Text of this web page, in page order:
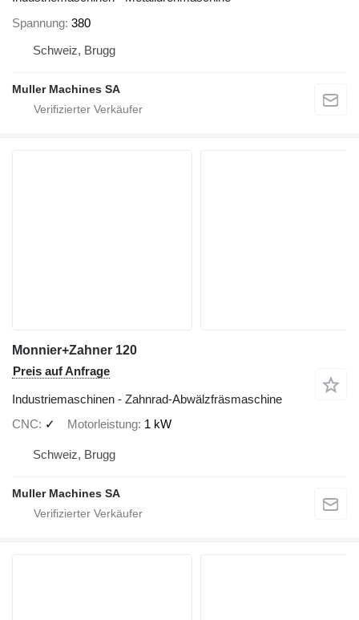
Spannung 380
Schweiz, Brugg
Muller Machines SA
Monnier+Zahner 120
Preis auf Anfrage
Industriemaschinen - Zahnrad-Abwälzfräsmaschine
CNC
✓ Motorleistung 1 kW
Schweiz, Brugg
Muller Machines SA